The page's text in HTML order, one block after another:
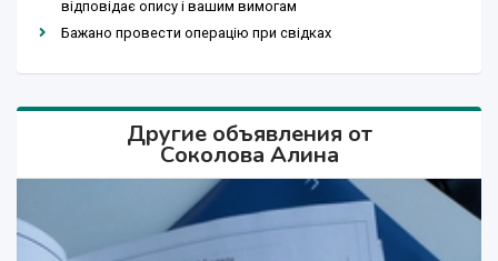
відповідає опису і вашим вимогам
Бажано провести операцію при свідках
Другие объявления от
Соколова Алина